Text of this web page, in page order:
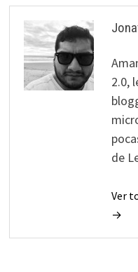
2.0,
de
Ver
→